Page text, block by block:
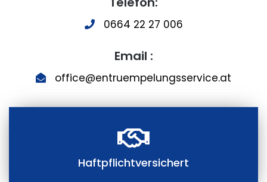
0664 22 27 006
Email :
office@entruempelungsservice.at
Haftpflichtversichert